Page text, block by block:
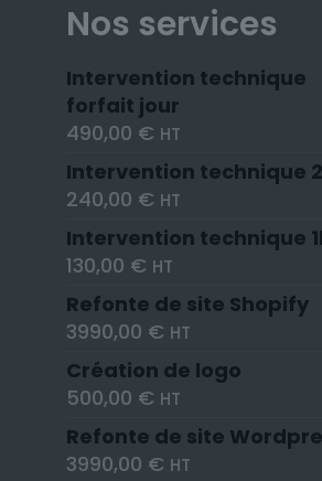
Nos services
Intervention technique
forfait jour
490,00 € HT
Intervention technique
240,00 € HT
Intervention technique
130,00 € HT
Refonte de site Shopify
3990,00 € HT
Création de logo
500,00 € HT
Refonte de site
3990,00 € HT